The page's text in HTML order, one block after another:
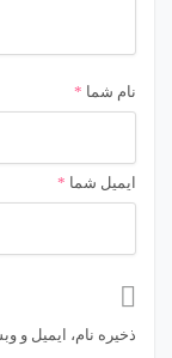
نام شما *
ایمیل شما *
ذخیره نام، ایمیل و